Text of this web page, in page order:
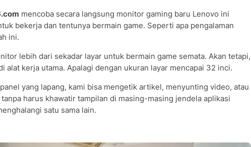
mencoba secara langsung monitor gaming baru Lenovo ini
bekerja dan tentunya bermain game. Seperti apa pengalaman
ini.
lebih dari sekadar layar untuk bermain game semata. Akan tetapi,
alat kerja utama. Apalagi dengan ukuran layar mencapai 32 inci.
yang lapang, kami bisa mengetik artikel, menyunting video, atau
harus khawatir tampilan di masing-masing jendela aplikasi
satu sama lain.